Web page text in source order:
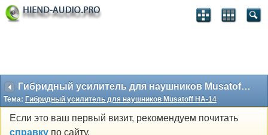
Гибридный усилитель для наушников Musatoff HA-14
Тема: Гибридный усилитель для наушников Musatoff HA-14
Если это ваш первый визит, рекомендуем почитать
справку по сайту.